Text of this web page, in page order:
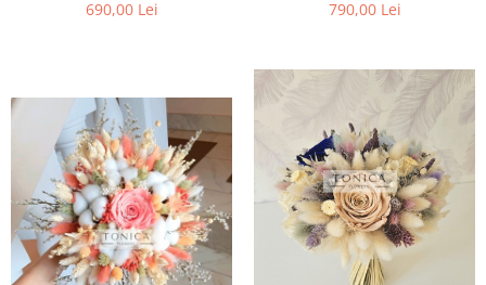
690,00 Lei
790,00 Lei